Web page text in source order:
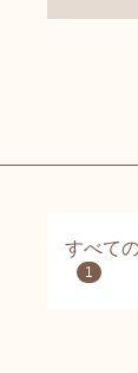
すべて
1